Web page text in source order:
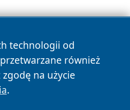
technologii od
również
na użycie
.